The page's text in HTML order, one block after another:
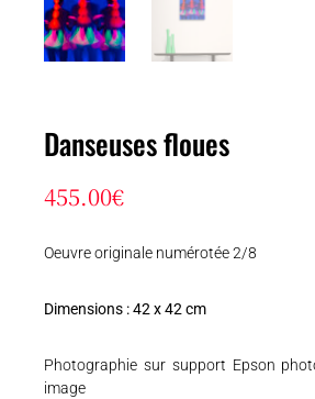
Danseuses floues
455.00€
Oeuvre originale numérotée 2/8
Dimensions : 42 x 42 cm
Photographie sur support Epson
image